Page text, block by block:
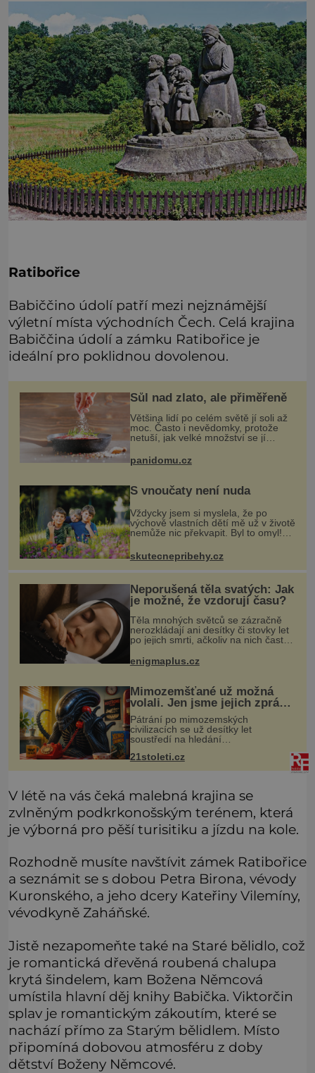
Ratibořice
Babiččino údolí patří mezi nejznámější
výletní místa východních Čech. Celá krajina
Babiččina údolí a zámku Ratibořice je
ideální pro poklidnou dovolenou.
Sůl nad zlato, ale přiměřeně
Většina lidí po celém světě jí soli až
moc. Často i nevědomky, protože
netuší, jak velké množství se jí
potravinách, dokonce i těch
sladkých. Sůl je zdravá
panidomu.cz
S vnoučaty není nuda
Vždycky jsem si myslela, že po
výchově vlastních dětí mě už v životě
nemůže nic překvapit. Byl to omyl!
Jenže vnoučata mě přesvědčila o
opaku. Můj syn mi na víkend nechal
na hlídání sedmiletého Tobiáš
skutecnepribehy.cz
Neporušená těla svatých: Jak
je možné, že vzdorují času?
Těla mnohých světců se zázračně
nerozkládají ani desítky či stovky let
po jejich smrti, ačkoliv na nich často
jiné pokusy o konzervaci.
Neporušené ostatky bývají považo
enigmaplus.cz
Mimozemšťané už možná
volali. Jen jsme jejich zprávu
nedokázali rozpoznat
Pátrání po mimozemských
civilizacích se už desítky let
soustředí na hledání
které by příroda sama vytvořila jen
stěží. Nová studie však naznačuje,
21stoleti.cz
V létě na vás čeká malebná krajina se
zvlněným podkrkonošským terénem, která
je výborná pro pěší turisitiku a jízdu na kole.
Rozhodně musíte navštívit zámek Ratibořice
a seznámit se s dobou Petra Birona, vévody
Kuronského, a jeho dcery Kateřiny Vilemíny,
vévodkyně Zaháňské.
Jistě nezapomeňte také na Staré bělidlo, což
je romantická dřevěná roubená chalupa
krytá šindelem, kam Božena Němcová
umístila hlavní děj knihy Babička. Viktorčin
splav je romantickým zákoutím, které se
nachází přímo za Starým bělidlem. Místo
připomíná dobovou atmosféru z doby
dětství Boženy Němcové.